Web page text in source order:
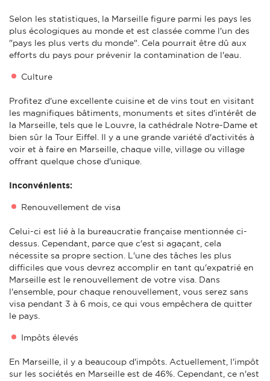
Selon les statistiques, la Marseille figure parmi les pays les
plus écologiques au monde et est classée comme l'un des
"pays les plus verts du monde". Cela pourrait être dû aux
efforts du pays pour prévenir la contamination de l'eau.
Culture
Profitez d'une excellente cuisine et de vins tout en visitant
les magnifiques bâtiments, monuments et sites d'intérêt de
la Marseille, tels que le Louvre, la cathédrale Notre-Dame et
bien sûr la Tour Eiffel. Il y a une grande variété d'activités à
voir et à faire en Marseille, chaque ville, village ou village
offrant quelque chose d'unique.
Inconvénients:
Renouvellement de visa
Celui-ci est lié à la bureaucratie française mentionnée ci-
dessus. Cependant, parce que c'est si agaçant, cela
nécessite sa propre section. L'une des tâches les plus
difficiles que vous devrez accomplir en tant qu'expatrié en
Marseille est le renouvellement de votre visa. Dans
l'ensemble, pour chaque renouvellement, vous serez sans
visa pendant 3 à 6 mois, ce qui vous empêchera de quitter
le pays.
Impôts élevés
En Marseille, il y a beaucoup d'impôts. Actuellement, l'impôt
sur les sociétés en Marseille est de 46%. Cependant, ce n'est